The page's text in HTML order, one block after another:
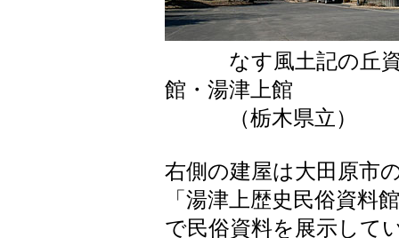
なす風土記の丘
館・湯津上館
（栃木県立）
右側の建屋は大田原市
「湯津上歴史民俗資料
で民俗資料を展示して